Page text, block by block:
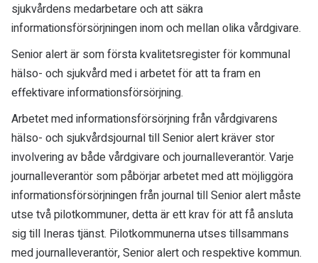
sjukvårdens medarbetare och att säkra
informationsförsörjningen inom och mellan olika vårdgivare.
Senior alert är som första kvalitetsregister för kommunal
hälso- och sjukvård med i arbetet för att ta fram en
effektivare informationsförsörjning.
Arbetet med informationsförsörjning från vårdgivarens
hälso- och sjukvårdsjournal till Senior alert kräver stor
involvering av både vårdgivare och journalleverantör. Varje
journalleverantör som påbörjar arbetet med att möjliggöra
informationsförsörjningen från journal till Senior alert måste
utse två pilotkommuner, detta är ett krav för att få ansluta
sig till Ineras tjänst. Pilotkommunerna utses tillsammans
med journalleverantör, Senior alert och respektive kommun.